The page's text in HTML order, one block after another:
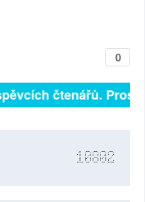
0
čtenářů.
10802